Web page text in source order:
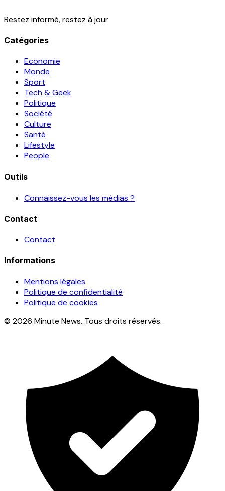
Restez informé, restez à jour
Catégories
Economie
Monde
Sport
Tech & Geek
Politique
Société
Culture
Santé
Lifestyle
People
Outils
Connaissez-vous les médias ?
Contact
Contact
Informations
Mentions légales
Politique de confidentialité
Politique de cookies
© 2026 Minute News. Tous droits réservés.